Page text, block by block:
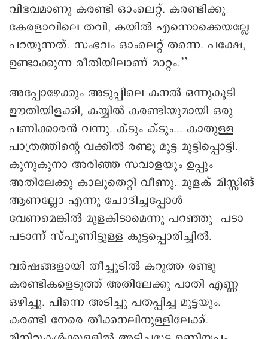
വിഭവമാണു കരണ്ടി ഒാംലെറ്റ്. കരണ്ടിക്കു
കേരളാവിലെ തവി, കയിൽ എന്നൊക്കെയല്ലേ
പറയുന്നത്. സംഭവം ഒാംലെറ്റ് തന്നെ. പക്ഷേ,
ഉണ്ടാക്കുന്ന രീതിയിലാണ് മാറ്റം.’’
അപ്പോഴേക്കും അടുപ്പിലെ കനല്‍ ഒന്നുകൂടി
ഊതിയിളക്കി, കയ്യില്‍ കരണ്ടിയുമായി ഒരു
പണിക്കാരന്‍ വന്നു. ക്ടും ക്ടും... കാതുള്ള
പാത്രത്തിന്റെ വക്കിൽ രണ്ടു മുട്ട മുട്ടിപ്പൊട്ടി.
കുനുകുനാ അരിഞ്ഞ സവാളയും ഉപ്പും
അതിലേക്കു കാലുതെറ്റി വീണു. മുളക് മിസ്സിങ്
ആണല്ലോ എന്നു ചോദിച്ചപ്പോൾ
വേണമെങ്കിൽ മുളകിടാമെന്നു പറഞ്ഞു പടാ
പടാന്ന് സ്പൂണിട്ടുള്ള കൂട്ടപ്പൊരിച്ചിൽ.
വർഷങ്ങളായി തീച്ചൂടിൽ കറുത്ത രണ്ടു
കരണ്ടികളെടുത്ത് അതിലേക്കു പാതി എണ്ണ
ഒഴിച്ചു. പിന്നെ അടിച്ചു പതപ്പിച്ച മുട്ടയും.
കരണ്ടി നേരെ തീക്കനലിനുള്ളിലേക്ക്.